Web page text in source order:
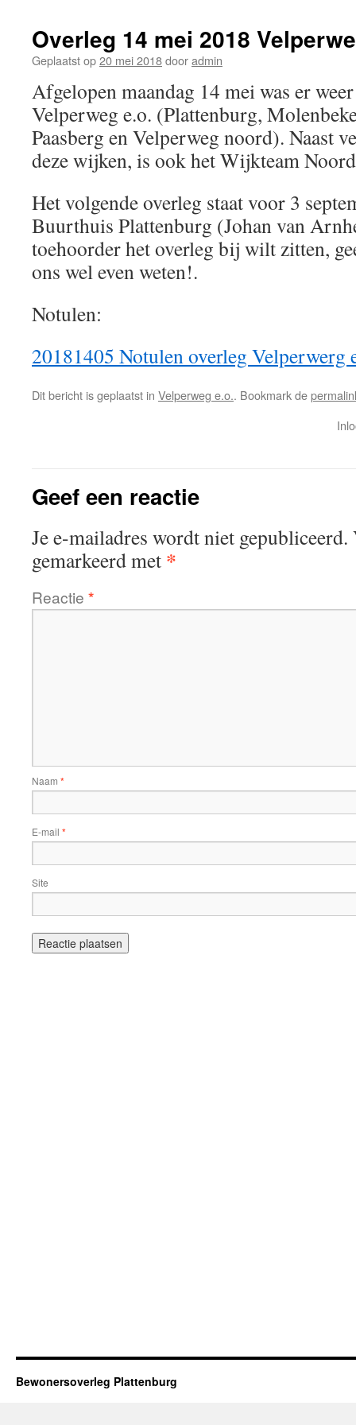
Overleg 14 mei 2018
Geplaatst op20 mei 2018dooradmin
Afgelopen maandag 14 mei was er
Velperweg e.o. (Plattenburg,
Paasberg en Velperweg noord). Naast
deze wijken, is ook het Wijkteam
Het volgende overleg staat voor 3
Buurthuis Plattenburg (Johan van
toehoorder het overleg bij wilt zitten,
ons wel even weten!.
Notulen:
20181405 Notulen overleg Velperwerg
Dit bericht is geplaatst in Velperweg e.o.. Bookmark de
Geef een reactie
Je e-mailadres wordt niet gepubliceerd.
gemarkeerd met *
Reactie *
Naam *
E-mail *
Site
Bewonersoverleg Plattenburg